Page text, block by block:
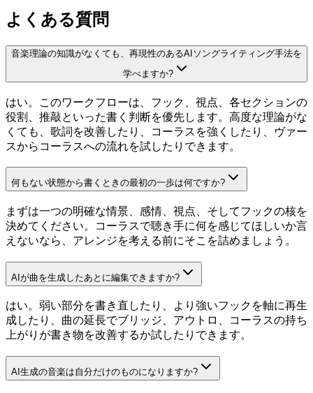
よくある質問
音楽理論の知識がなくても、再現性のあるAIソングライティング手法を
学べますか?
はい。このワークフローは、フック、視点、各セクションの
役割、推敲といった書く判断を優先します。高度な理論がな
くても、歌詞を改善したり、コーラスを強くしたり、ヴァー
スからコーラスへの流れを試したりできます。
何もない状態から書くときの最初の一歩は何ですか?
まずは一つの明確な情景、感情、視点、そしてフックの核を
決めてください。コーラスで聴き手に何を感じてほしいか言
えないなら、アレンジを考える前にそこを詰めましょう。
AIが曲を生成したあとに編集できますか?
はい。弱い部分を書き直したり、より強いフックを軸に再生
成したり、曲の延長でブリッジ、アウトロ、コーラスの持ち
上がりが書き物を改善するか試したりできます。
AI生成の音楽は自分だけのものになりますか?